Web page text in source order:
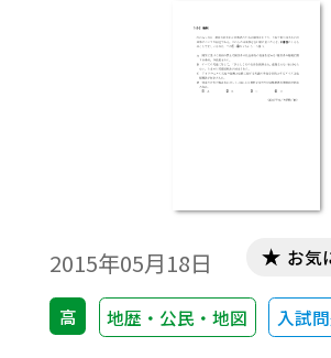
2015年05月18日
高 地歴・公民・地図 入試
お気